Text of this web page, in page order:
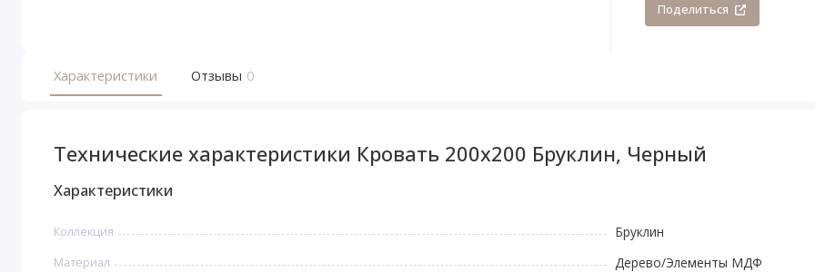
Поделиться
Характеристики Отзывы 0
Технические характеристики Кровать 200x200 Бруклин, Черный
Характеристики
Коллекция Бруклин
Материал Дерево/Элементы МДФ